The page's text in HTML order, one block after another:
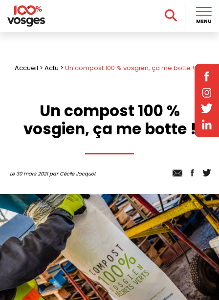
Accueil > Actu > Un compost 100 % vosgien, ça me botte !
Un compost 100 %
vosgien, ça me botte !
Le 30 mars 2021 par Cécile Jacquot
MENU